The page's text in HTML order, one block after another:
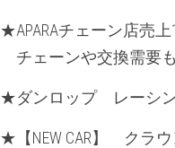
★APARAチェーン店売
チェーンや交換需要
★ダンロップ　レーシ
★【NEW CAR】　クラ